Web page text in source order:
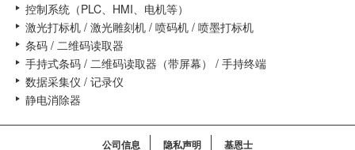
控制系统（PLC、HMI、电机等）
激光打标机 / 激光雕刻机 / 喷码机 / 喷墨打标机
条码 / 二维码读取器
手持式条码 / 二维码读取器（带屏幕） / 手持终端
数据采集仪 / 记录仪
静电消除器
公司信息 隐私声明 基恩士